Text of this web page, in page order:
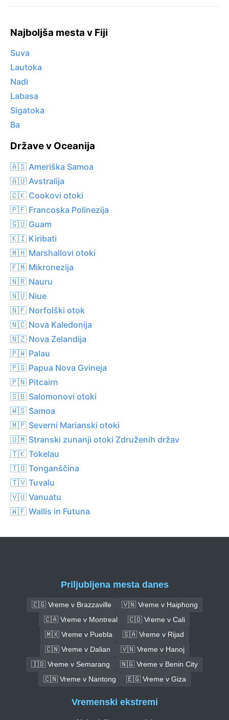
Najboljša mesta v Fiji
Suva
Lautoka
Nadi
Labasa
Sigatoka
Ba
Države v Oceanija
🇦🇸 Ameriška Samoa
🇦🇺 Avstralija
🇨🇰 Cookovi otoki
🇵🇫 Francoska Polinezija
🇬🇺 Guam
🇰🇮 Kiribati
🇲🇭 Marshallovi otoki
🇫🇲 Mikronezija
🇳🇷 Nauru
🇳🇺 Niue
🇳🇫 Norfolški otok
🇳🇨 Nova Kaledonija
🇳🇿 Nova Zelandija
🇵🇼 Palau
🇵🇬 Papua Nova Gvineja
🇵🇳 Pitcairn
🇸🇧 Salomonovi otoki
🇼🇸 Samoa
🇲🇵 Severni Marianski otoki
🇺🇲 Stranski zunanji otoki Združenih držav
🇹🇰 Tokelau
🇹🇴 Tonganščina
🇹🇻 Tuvalu
🇻🇺 Vanuatu
🇼🇫 Wallis in Futuna
Priljubljena mesta danes
🇨🇬 Vreme v Brazzaville
🇻🇳 Vreme v Haiphong
🇨🇦 Vreme v Montreal
🇨🇴 Vreme v Cali
🇲🇽 Vreme v Puebla
🇸🇦 Vreme v Rijad
🇨🇳 Vreme v Dalian
🇻🇳 Vreme v Hanoj
🇮🇩 Vreme v Semarang
🇳🇬 Vreme v Benin City
🇨🇳 Vreme v Nantong
🇪🇬 Vreme v Giza
Vremenski ekstremi